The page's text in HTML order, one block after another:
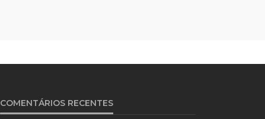
COMENTÁRIOS RECENTES